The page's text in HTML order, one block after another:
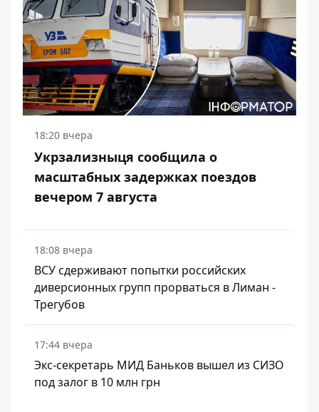
18:20 вчера
Укрзализныця сообщила о
масштабных задержках поездов
вечером 7 августа
18:08 вчера
ВСУ сдерживают попытки российских
диверсионных групп прорваться в Лиман -
Трегубов
17:44 вчера
Экс-секретарь МИД Баньков вышел из СИЗО
под залог в 10 млн грн